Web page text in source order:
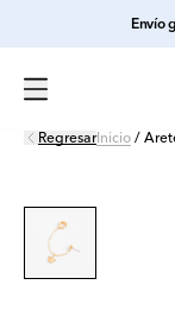
Envío
RegresarInicio /